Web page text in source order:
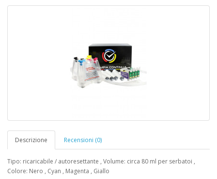
Descrizione Recensioni (0)
Tipo: ricaricabile / autoresettante , Volume: circa 80 ml per serbatoi ,
Colore: Nero , Cyan , Magenta , Giallo